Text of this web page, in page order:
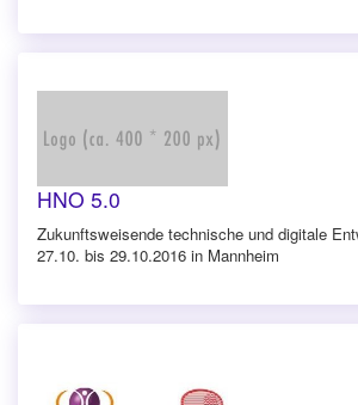
HNO 5.0
Zukunftsweisende technische und digitale
27.10. bis 29.10.2016 in Mannheim